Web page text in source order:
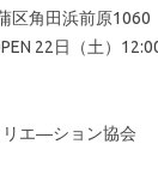
角田浜前原1060
22日（土）
リエ―ション協会